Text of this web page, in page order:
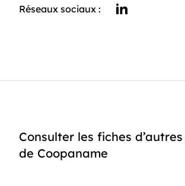
Réseaux sociaux :
Consulter les fiches
de Coopaname